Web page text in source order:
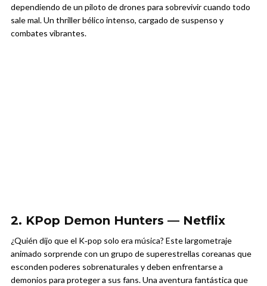
dependiendo de un piloto de drones para sobrevivir cuando todo
sale mal. Un thriller bélico intenso, cargado de suspenso y
combates vibrantes.
2. KPop Demon Hunters — Netflix
¿Quién dijo que el K‑pop solo era música? Este largometraje
animado sorprende con un grupo de superestrellas coreanas que
esconden poderes sobrenaturales y deben enfrentarse a
demonios para proteger a sus fans. Una aventura fantástica que